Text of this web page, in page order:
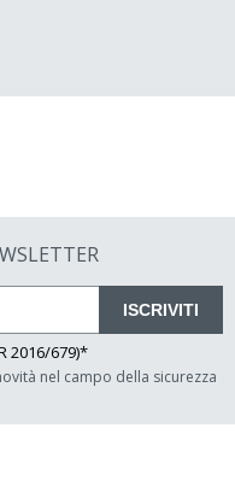
ISCRIVITI
2016/679)*
nel campo della sicurezza